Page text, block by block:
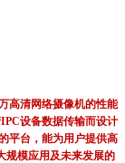
高清网络摄像机的性能
设备数据传输而设计
平台，能为用户提供高
规模应用及未来发展的